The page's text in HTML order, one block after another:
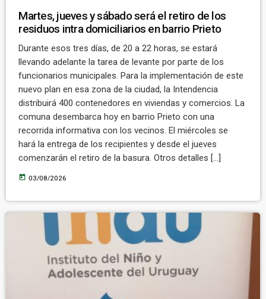
Martes, jueves y sábado será el retiro de los
residuos intra domiciliarios en barrio Prieto
Durante esos tres días, de 20 a 22 horas, se estará
llevando adelante la tarea de levante por parte de los
funcionarios municipales. Para la implementación de este
nuevo plan en esa zona de la ciudad, la Intendencia
distribuirá 400 contenedores en viviendas y comercios. La
comuna desembarca hoy en barrio Prieto con una
recorrida informativa con los vecinos. El miércoles se
hará la entrega de los recipientes y desde el jueves
comenzarán el retiro de la basura. Otros detalles […]
today 03/08/2026